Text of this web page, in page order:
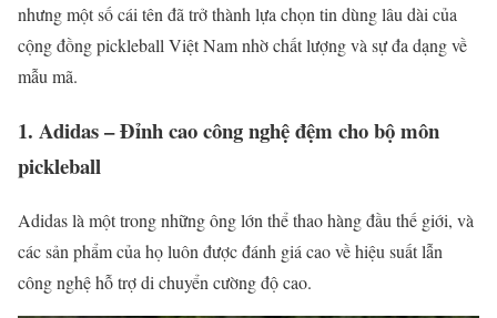
nhưng một số cái tên đã trở thành lựa chọn tin dùng lâu dài của
cộng đồng pickleball Việt Nam nhờ chất lượng và sự đa dạng về
mẫu mã.
1. Adidas – Đỉnh cao công nghệ đệm cho bộ môn
pickleball
Adidas là một trong những ông lớn thể thao hàng đầu thế giới, và
các sản phẩm của họ luôn được đánh giá cao về hiệu suất lẫn
công nghệ hỗ trợ di chuyển cường độ cao.